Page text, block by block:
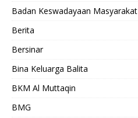
Badan Keswadayaan Masyarakat
Berita
Bersinar
Bina Keluarga Balita
BKM Al Muttaqin
BMG